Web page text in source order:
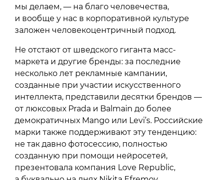
мы делаем, — на благо человечества,
и вообще у нас в корпоративной культуре
заложен человекоцентричный подход.
Не отстают от шведского гиганта масс-
маркета и другие бренды: за последние
несколько лет рекламные кампании,
созданные при участии искусственного
интеллекта, представили десятки брендов —
от люксовых Prada и Balmain до более
демократичных Mango или Levi’s. Российские
марки также поддерживают эту тенденцию:
не так давно фотосессию, полностью
созданную при помощи нейросетей,
презентовала компания Love Republic,